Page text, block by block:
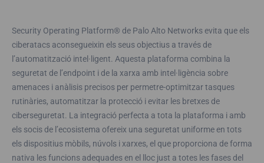
Security Operating Platform® de Palo Alto Networks evita que els
ciberatacs aconsegueixin els seus objectius a través de
l’automatització intel·ligent. Aquesta plataforma combina la
seguretat de l’endpoint i de la xarxa amb intel·ligència sobre
amenaces i anàlisis precisos per permetre-optimitzar tasques
rutinàries, automatitzar la protecció i evitar les bretxes de
ciberseguretat. La integració perfecta a tota la plataforma i amb
els socis de l’ecosistema ofereix una seguretat uniforme en tots
els dispositius mòbils, núvols i xarxes, el que proporciona de forma
nativa les funcions adequades en el lloc just a totes les fases del